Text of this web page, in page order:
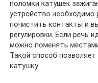
поломки катушек
устройство необходимо
почистить контакты и
регулировки. Если речь
можно поменять
Такой способ
катушку.